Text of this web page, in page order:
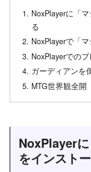
NoxPlayerに「
る
NoxPlayerで「
NoxPlayerでの
ガーディアンを
MTG世界観全開
NoxPlayerに
をインスト